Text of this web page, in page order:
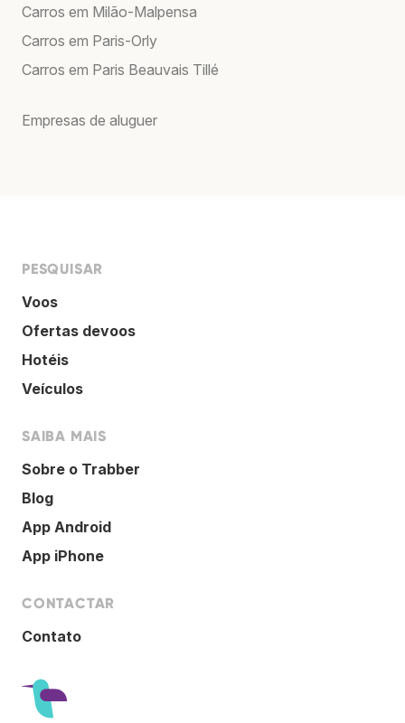
Carros em Milão-Malpensa
Carros em Paris-Orly
Carros em Paris Beauvais Tillé
Empresas de aluguer
PESQUISAR
Voos
Ofertas devoos
Hotéis
Veículos
SAIBA MAIS
Sobre o Trabber
Blog
App Android
App iPhone
CONTACTAR
Contato